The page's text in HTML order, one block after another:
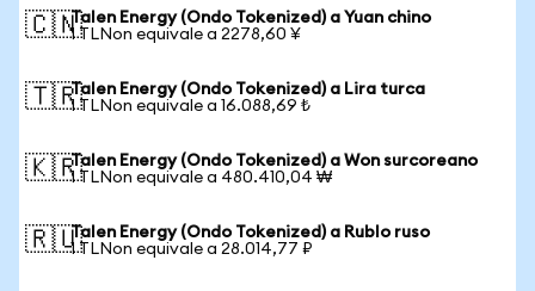
🇨🇳Talen Energy (Ondo Tokenized) a Yuan chino
1 TLNon equivale a 2278,60 ¥
🇹🇷Talen Energy (Ondo Tokenized) a Lira turca
1 TLNon equivale a 16.088,69 ₺
🇰🇷Talen Energy (Ondo Tokenized) a Won surcoreano
1 TLNon equivale a 480.410,04 ₩
🇷🇺Talen Energy (Ondo Tokenized) a Rublo ruso
1 TLNon equivale a 28.014,77 ₽